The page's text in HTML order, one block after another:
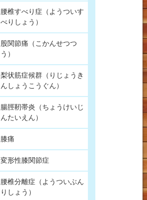
腰椎すべり症（ようついす
べりしょう）
股関節痛（こかんせつつ
う）
梨状筋症候群（りじょうき
んしょうこうぐん）
腸脛靭帯炎（ちょうけいじ
んたいえん）
膝痛
変形性膝関節症
腰椎分離症（ようついぶん
りしょう）